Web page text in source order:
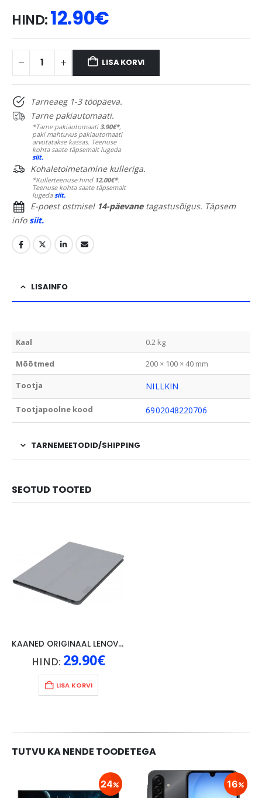
HIND:12.90€
LISA KORVI
Tarneaeg 1-3 tööpäeva.
Tarne pakiautomaati.
*Tarne pakiautomaati3.90€*,
paki mahtuvus pakiautomaati
arvutatakse kassas. Teenuse
kohta saate täpsemalt lugeda
siit.
Kohaletoimetamine kulleriga.
*Kullerteenuse hind 12.00€*.
Teenuse kohta saate täpsemalt
lugedasiit.
E-poest ostmisel 14-päevanetagastusõigus. Täpsem
infosiit.
LISAINFO
Kaal 0.2 kg
Mõõtmed 200 × 100 × 40 mm
Tootja NILLKIN
Tootjapoolne kood 6902048220706
TARNEMEETODID/SHIPPING
SEOTUD TOOTED
KAANED ORIGINAAL LENOVO TAB 4 10″, HALL
HIND: 29.90€
LISA KORVI
TUTVU KA NENDE TOODETEGA
24 16